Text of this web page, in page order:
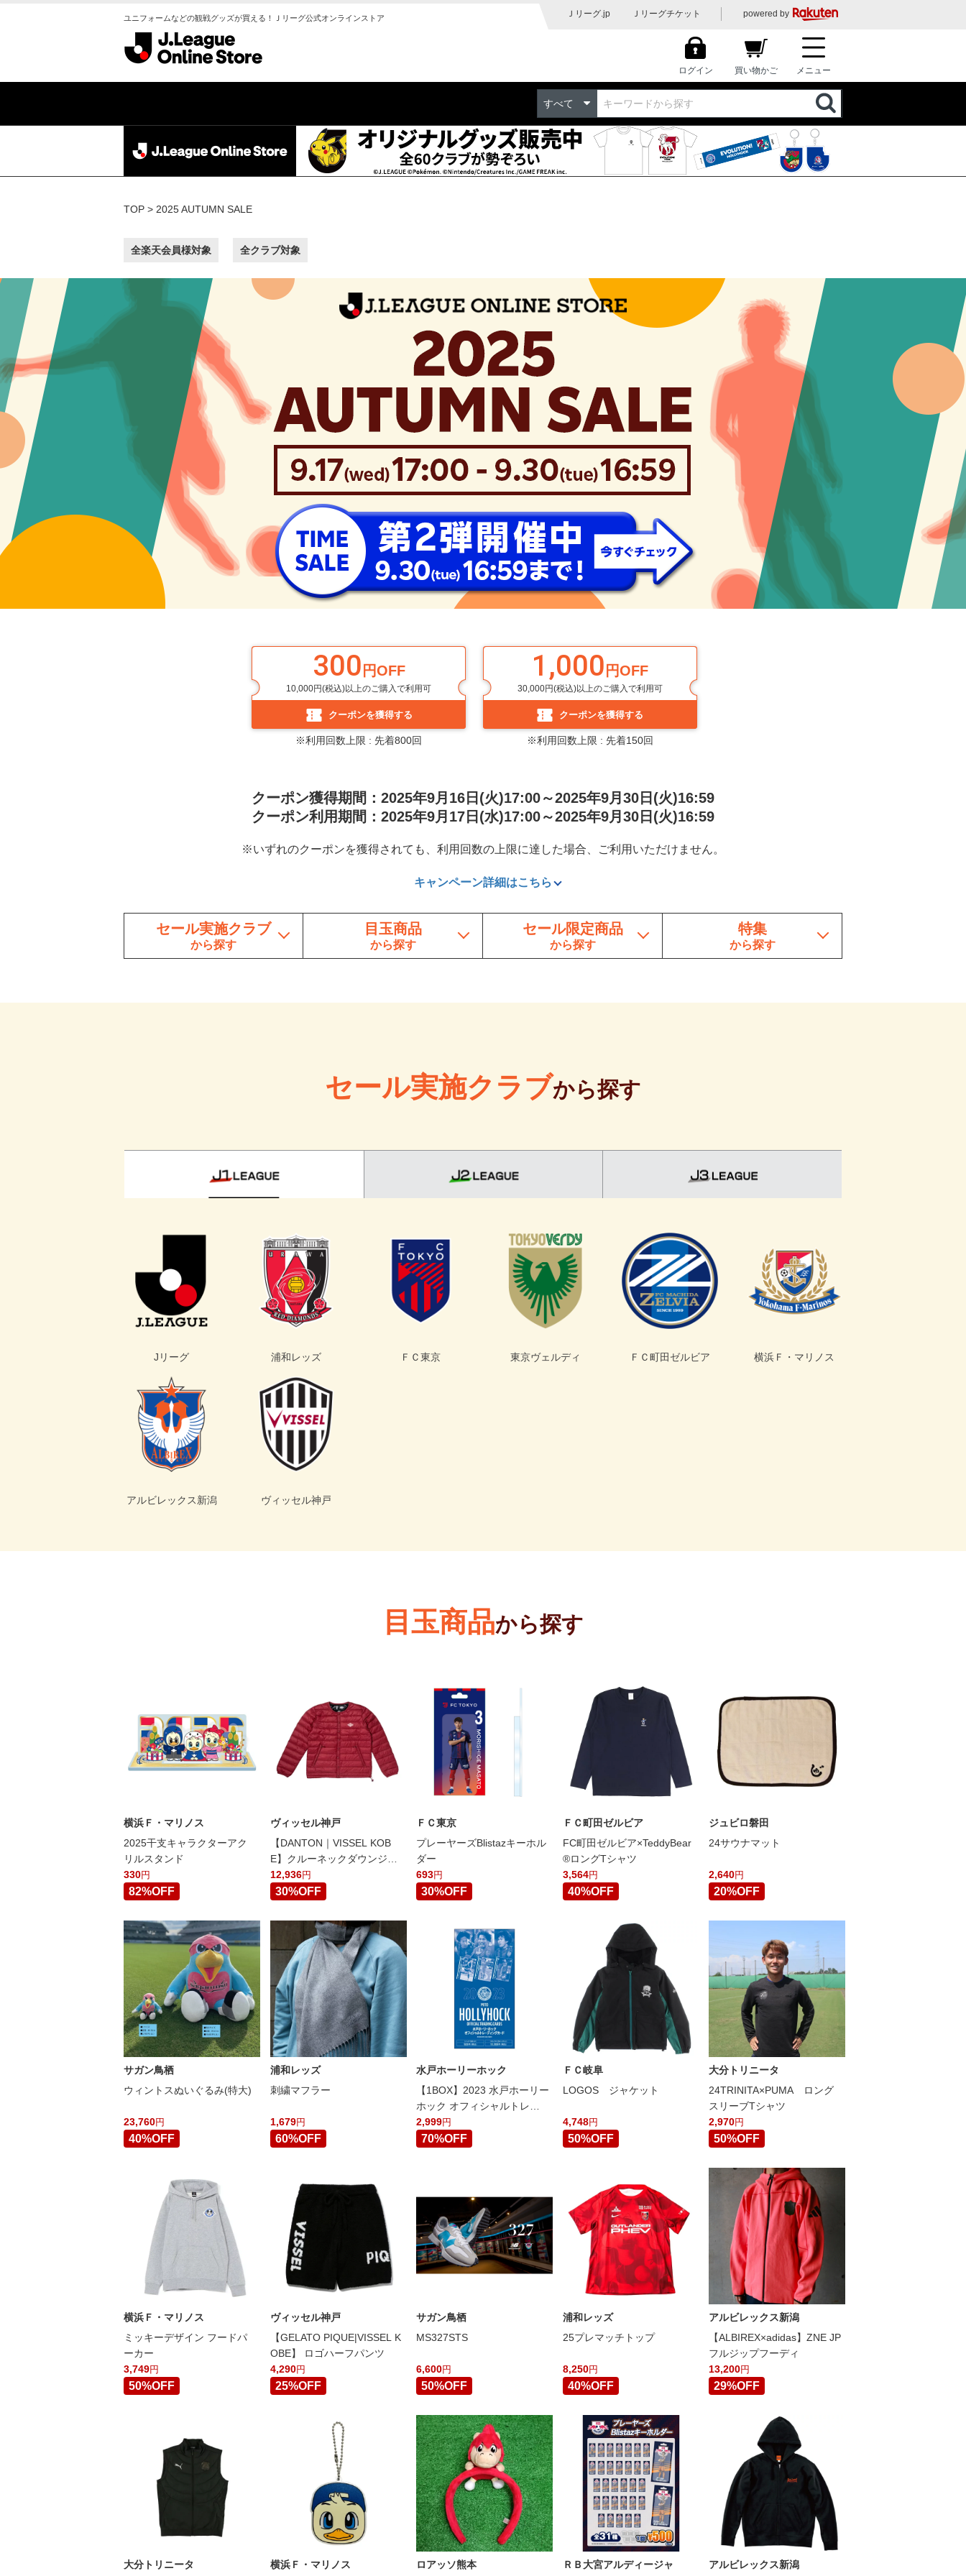
ユニフォームなどの観戦グッズが買える！Ｊリーグ公式オンラインストア Ｊリーグ.jp Ｊリーグチケット powered by
ログイン 買い物かご メニュー
すべて
TOP 2025 AUTUMN SALE
全楽天会員様対象 全クラブ対象
300 円OFF
10,000円(税込)以上のご購入で利用可
クーポンを獲得する
※利用回数上限 : 先着800回
1,000 円OFF
30,000円(税込)以上のご購入で利用可
クーポンを獲得する
※利用回数上限 : 先着150回
クーポン獲得期間：2025年9月16日(火)17:00～2025年9月30日(火)16:59
クーポン利用期間：2025年9月17日(水)17:00～2025年9月30日(火)16:59
※いずれのクーポンを獲得されても、利用回数の上限に達した場合、ご利用いただけません。
キャンペーン詳細はこちら
セール実施クラブ
から探す
目玉商品
から探す
セール限定商品
から探す
特集
から探す
セール実施クラブから探す
Jリーグ 浦和レッズ ＦＣ東京 東京ヴェルディ ＦＣ町田ゼルビア 横浜Ｆ・マリノス
アルビレックス新潟 ヴィッセル神戸
目玉商品から探す
横浜Ｆ・マリノス
2025干支キャラクターアク
リルスタンド
330円
82%OFF
ヴィッセル神戸
【DANTON｜VISSEL KOB
E】クルーネックダウンジャ
ケット クリムゾンレッド
12,936円
30%OFF
ＦＣ東京
プレーヤーズBlistazキーホル
ダー
693円
30%OFF
ＦＣ町田ゼルビア
FC町田ゼルビア×TeddyBear
®ロングTシャツ
3,564円
40%OFF
ジュビロ磐田
24サウナマット
2,640円
20%OFF
サガン鳥栖
ウィントスぬいぐるみ(特大)
23,760円
40%OFF
浦和レッズ
刺繍マフラー
1,679円
60%OFF
水戸ホーリーホック
【1BOX】2023 水戸ホーリー
ホック オフィシャルトレー
ディングカード
2,999円
70%OFF
ＦＣ岐阜
LOGOS ジャケット
4,748円
50%OFF
大分トリニータ
24TRINITA×PUMA ロング
スリーブTシャツ
2,970円
50%OFF
横浜Ｆ・マリノス
ミッキーデザイン フードパ
ーカー
3,749円
50%OFF
ヴィッセル神戸
【GELATO PIQUE|VISSEL K
OBE】 ロゴハーフパンツ
4,290円
25%OFF
サガン鳥栖
MS327STS
6,600円
50%OFF
浦和レッズ
25プレマッチトップ
8,250円
40%OFF
アルビレックス新潟
【ALBIREX×adidas】ZNE JP
フルジップフーディ
13,200円
29%OFF
大分トリニータ 横浜Ｆ・マリノス ロアッソ熊本 ＲＢ大宮アルディージャ アルビレックス新潟